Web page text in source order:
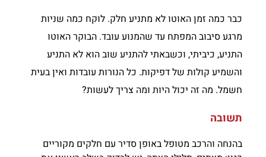
כבר כמה זמן האוטו לא מתניע חלק. לוקח כמה שניות
מרגע סיבוב המפתח עד שהמנוע עובד. הבוקר האוטו
התניע, כיביתי, וכשבאתי להתניע שוב הוא לא התניע
והשמיע קולות של דפיקות. כל הנורות עובדות ואין בעית
חשמל. מה זה יכול היות ומה צריך לעשות?
תשובה
בהנחה והרכב מטופל באופן סדיר עם חלקים מקוריים